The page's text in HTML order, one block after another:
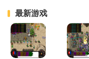
最新游戏